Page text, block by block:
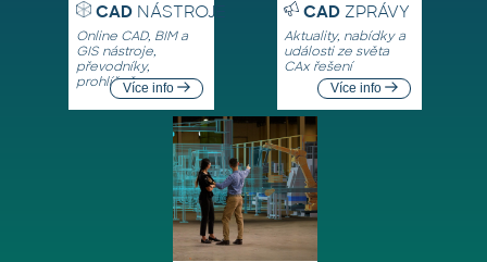
CADNÁSTROJE
Online CAD, BIM a
GIS nástroje,
převodníky,
prohlížečeVíce info
CADZPRÁVY
Aktuality, nabídky a
události ze světa
CAx řešení
Více info